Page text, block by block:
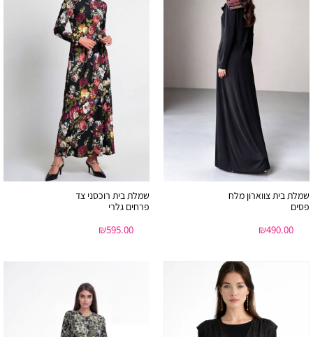
שמלת בית צווארון מלח
פסים
₪490.00
שמלת בית רוכסני צד
פרחים גלרי
₪595.00